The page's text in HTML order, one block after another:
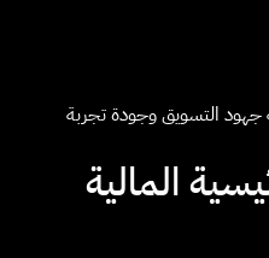
التسويق وجودة تجربة
المالية